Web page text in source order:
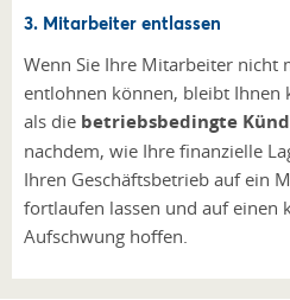
3. Mitarbeiter entlassen
Wenn Sie Ihre Mitarbeiter nicht
entlohnen können, bleibt Ihnen
als die betriebsbedingte
nachdem, wie Ihre finanzielle
Ihren Geschäftsbetrieb auf ein
fortlaufen lassen und auf einen
Aufschwung hoffen.